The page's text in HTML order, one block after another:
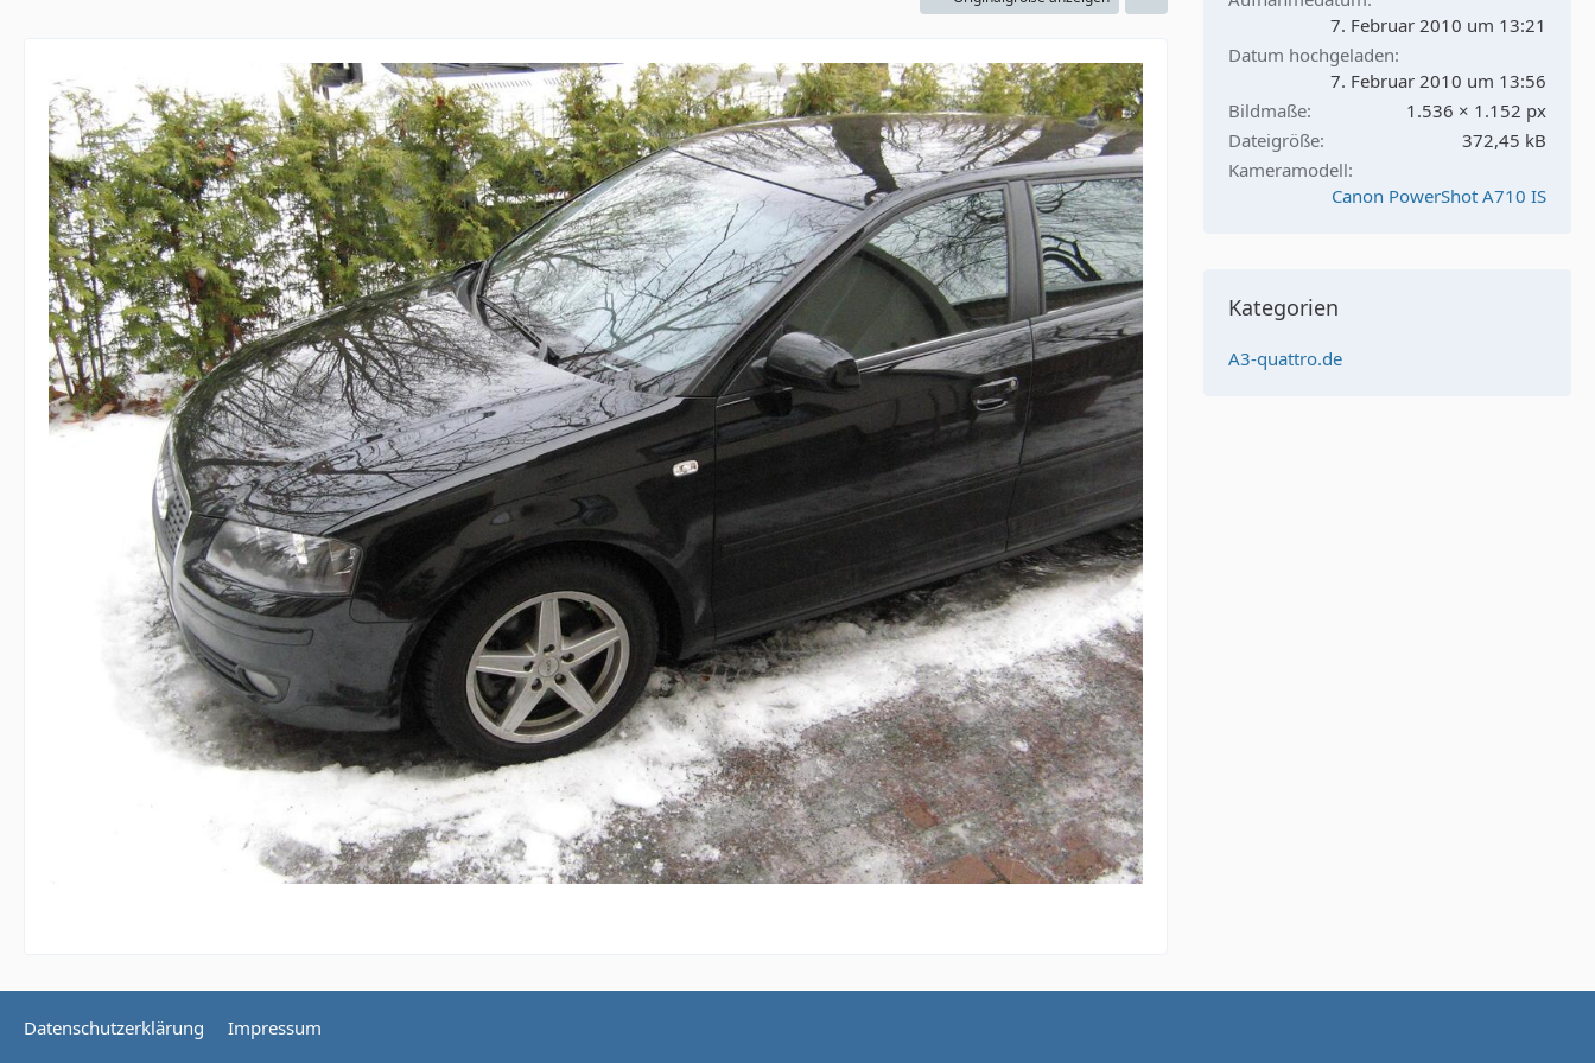
7. Februar 2010 um 13:21
Datum hochgeladen
7. Februar 2010 um 13:56
Bildmaße
1.536 × 1.152 px
Dateigröße
372,45 kB
Kameramodell
Canon PowerShot A710 IS
Kategorien
A3-quattro.de
Datenschutzerklärung Impressum